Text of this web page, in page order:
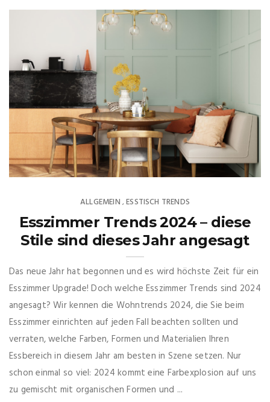
ALLGEMEIN ,ESSTISCH TRENDS
Esszimmer Trends 2024 – diese
Stile sind dieses Jahr angesagt
Das neue Jahr hat begonnen und es wird höchste Zeit für ein
Esszimmer Upgrade! Doch welche Esszimmer Trends sind 2024
angesagt? Wir kennen die Wohntrends 2024, die Sie beim
Esszimmer einrichten auf jeden Fall beachten sollten und
verraten, welche Farben, Formen und Materialien Ihren
Essbereich in diesem Jahr am besten in Szene setzen. Nur
schon einmal so viel: 2024 kommt eine Farbexplosion auf uns
zu gemischt mit organischen Formen und ...